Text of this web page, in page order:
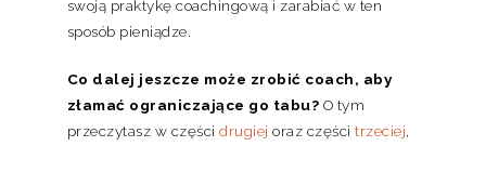
swoją praktykę coachingową i zarabiać w ten
sposób pieniądze.
Co dalej jeszcze może zrobić coach, aby
złamać ograniczające go tabu? O tym
przeczytasz w części drugiej oraz części trzeciej,